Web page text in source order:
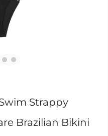
Strappy
Brazilian Bikini